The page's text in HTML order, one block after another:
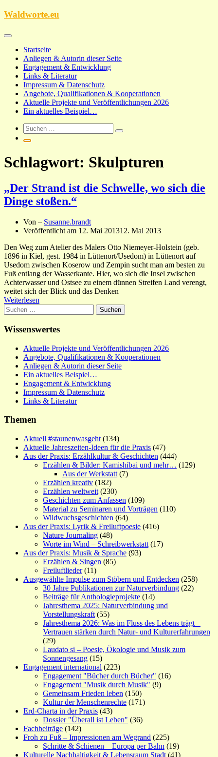
Zum
Waldworte.eu
Startseite
Anliegen & Autorin dieser Seite
Engagement & Entwicklung
Links & Literatur
Impressum & Datenschutz
Angebote, Qualifikationen & Kooperationen
Aktuelle Projekte und Veröffentlichungen 2026
Ein aktuelles Beispiel…
Schlagwort: Skulpturen
„Der Strand ist die Schwelle, wo sich die
Dinge stoßen.“
Von – Susanne.brandt
Veröffentlicht am 12. Mai 201312. Mai 2013
Den Weg zum Atelier des Malers Otto Niemeyer-Holstein (geb.
1896 in Kiel, gest. 1984 in Lüttenort/Usedom) in Lüttenort auf
Usedom zwischen Koserow und Zempin sucht man am besten zu
Fuß entlang der Wasserkante. Hier, wo sich die Insel zwischen
Achterwasser und Ostsee zu einem dünnen Streifen Land verengt,
weitet sich der Blick und das Denken
Weiterlesen
Suchen
nach:
Wissenswertes
Aktuelle Projekte und Veröffentlichungen 2026
Angebote, Qualifikationen & Kooperationen
Anliegen & Autorin dieser Seite
Ein aktuelles Beispiel…
Engagement & Entwicklung
Impressum & Datenschutz
Links & Literatur
Themen
Aktuell #staunenwasgeht (134)
Aktuelle Jahreszeiten-Ideen für die Praxis (47)
Aus der Praxis: Erzählkultur & Geschichten (444)
Erzählen & Bilder: Kamishibai und mehr… (129)
Aus der Werkstatt (7)
Erzählen kreativ (182)
Erzählen weltweit (230)
Geschichten zum Anfassen (109)
Material zu Seminaren und Vorträgen (110)
Wildwuchsgeschichten (64)
Aus der Praxis: Lyrik & Freiluftpoesie (416)
Nature Journaling (48)
Worte im Wind – Schreibwerkstatt (17)
Aus der Praxis: Musik & Sprache (93)
Erzählen & Singen (85)
Freiluftlieder(11)
Ausgewählte Impulse zum Stöbern und Entdecken (258)
30 Jahre Publikationen zur Naturverbindung (22)
Beiträge für Anthologieprojekte (14)
Jahresthema 2025: Naturverbindung und
Vorstellungskraft (55)
Jahresthema 2026: Was im Fluss des Lebens trägt –
Vertrauen stärken durch Natur- und Kulturerfahrungen
(29)
Laudato si – Poesie, Ökologie und Musik zum
Sonnengesang (15)
Engagement international (223)
Engagement "Bücher durch Bücher" (16)
Engagement "Musik durch Musik" (9)
Gemeinsam Frieden leben (150)
Kultur der Menschenrechte (171)
Erd-Charta in der Praxis (43)
Dossier "Überall ist Leben" (36)
Fachbeiträge (142)
Froh zu Fuß – Impressionen am Wegrand (225)
Schritte & Schienen – Europa per Bahn (19)
Kulturelle Nachhaltigkeit & Lebensraum Stadt (41)